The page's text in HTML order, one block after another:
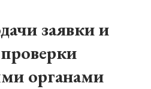
заявки и
органами